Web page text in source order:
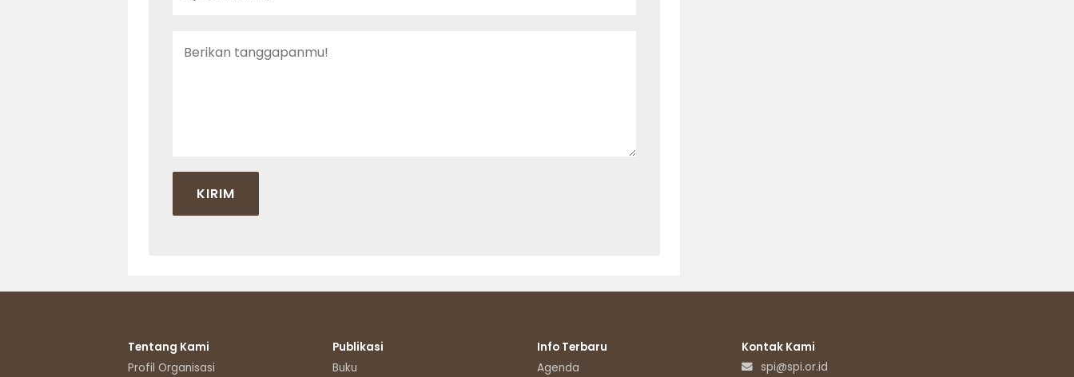
Tentang Kami
Profil Organisasi
Publikasi
Buku
Info Terbaru
Agenda
Kontak Kami
spi@spi.or.id